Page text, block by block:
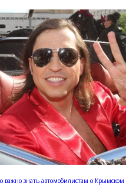
важно знать автомобилистам о Крымском